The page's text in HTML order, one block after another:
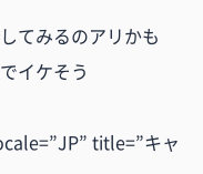
てみるのアリかも
イケそう
title=”キャ